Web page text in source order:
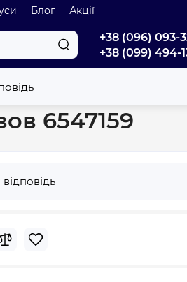
Блог Акції
+38 (096) 093-
+38 (099) 494-
6547159
6547159